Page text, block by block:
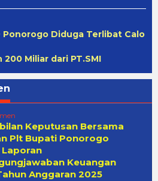
Ponorogo Diduga Terlibat Calo
Miliar dari PT.SMI
Keputusan Bersama
Plt Bupati Ponorogo
Keuangan
Anggaran 2025